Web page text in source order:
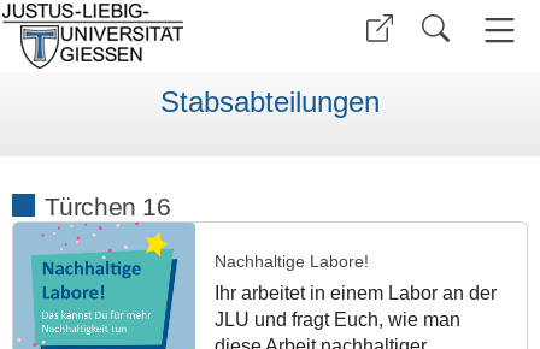
Stabsabteilungen
Türchen 16
Nachhaltige Labore!
Ihr arbeitet in einem Labor an der
JLU und fragt Euch, wie man